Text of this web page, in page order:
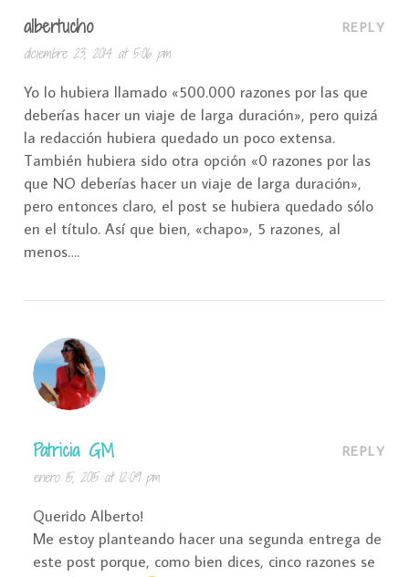
albertucho
diciembre 23, 2014 at 5:06 pm
REPLY
Yo lo hubiera llamado «500.000 razones por las que
deberías hacer un viaje de larga duración», pero quizá
la redacción hubiera quedado un poco extensa.
También hubiera sido otra opción «0 razones por las
que NO deberías hacer un viaje de larga duración»,
pero entonces claro, el post se hubiera quedado sólo
en el título. Así que bien, «chapo», 5 razones, al
menos….
Patricia GM
enero 15, 2015 at 12:09 pm
REPLY
Querido Alberto!
Me estoy planteando hacer una segunda entrega de
este post porque, como bien dices, cinco razones se